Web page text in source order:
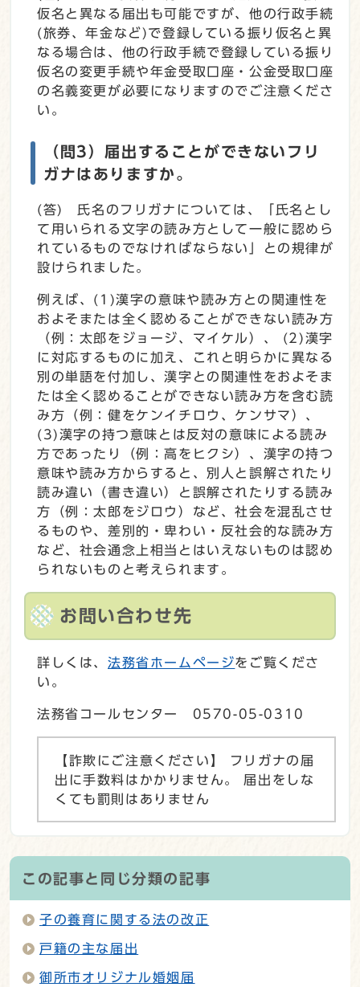
仮名と異なる届出も可能ですが、他の行政手続
(旅券、年金など)で登録している振り仮名と異
なる場合は、他の行政手続で登録している振り
仮名の変更手続や年金受取口座・公金受取口座
の名義変更が必要になりますのでご注意くださ
い。
（問3）届出することができないフリ
ガナはありますか。
(答) 氏名のフリガナについては、「氏名とし
て用いられる文字の読み方として一般に認めら
れているものでなければならない」との規律が
設けられました。
例えば、(1)漢字の意味や読み方との関連性を
およそまたは全く認めることができない読み方
（例：太郎をジョージ、マイケル）、 (2)漢字
に対応するものに加え、これと明らかに異なる
別の単語を付加し、漢字との関連性をおよそま
たは全く認めることができない読み方を含む読
み方（例：健をケンイチロウ、ケンサマ）、
(3)漢字の持つ意味とは反対の意味による読み
方であったり（例：高をヒクシ）、漢字の持つ
意味や読み方からすると、別人と誤解されたり
読み違い（書き違い）と誤解されたりする読み
方（例：太郎をジロウ）など、社会を混乱させ
るものや、差別的・卑わい・反社会的な読み方
など、社会通念上相当とはいえないものは認め
られないものと考えられます。
お問い合わせ先
詳しくは、 法務省ホームページをご覧くださ
い。
法務省コールセンター 0570-05-0310
【詐欺にご注意ください】 フリガナの届
出に手数料はかかりません。 届出をしな
くても罰則はありません
この記事と同じ分類の記事
子の養育に関する法の改正
戸籍の主な届出
御所市オリジナル婚姻届